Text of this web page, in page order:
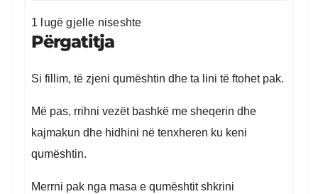
1 lugë gjelle niseshte
Përgatitja
Si fillim, të zjeni qumështin dhe ta lini të ftohet pak.
Më pas, rrihni vezët bashkë me sheqerin dhe
kajmakun dhe hidhini në tenxheren ku keni
qumështin.
Merrni pak nga masa e qumështit shkrini